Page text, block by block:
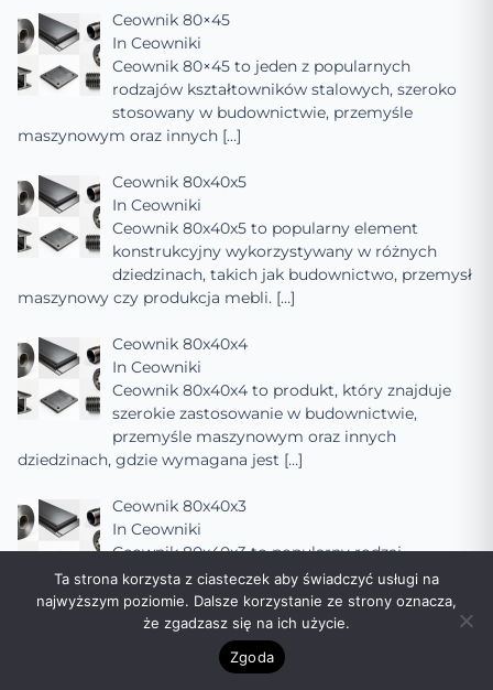
Ceownik 80×45
In Ceowniki
Ceownik 80×45 to jeden z popularnych
rodzajów kształtowników stalowych, szeroko
stosowany w budownictwie, przemyśle
maszynowym oraz innych […]
Ceownik 80x40x5
In Ceowniki
Ceownik 80x40x5 to popularny element
konstrukcyjny wykorzystywany w różnych
dziedzinach, takich jak budownictwo, przemysł
maszynowy czy produkcja mebli. […]
Ceownik 80x40x4
In Ceowniki
Ceownik 80x40x4 to produkt, który znajduje
szerokie zastosowanie w budownictwie,
przemyśle maszynowym oraz innych
dziedzinach, gdzie wymagana jest […]
Ceownik 80x40x3
In Ceowniki
Ceownik 80x40x3 to popularny rodzaj
kształtownika stalowego, szeroko stosowany w
budownictwie, przemyśle maszynowym oraz
innych dziedzinach, gdzie[…]
Ceownik 80x40x2
Ta strona korzysta z ciasteczek aby świadczyć usługi na
najwyższym poziomie. Dalsze korzystanie ze strony oznacza,
że zgadzasz się na ich użycie.
Zgoda